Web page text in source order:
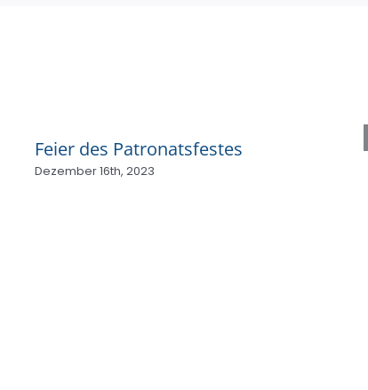
Feier des Patronatsfestes
Dezember 16th, 2023